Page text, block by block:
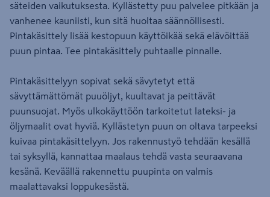
säteiden vaikutuksesta. Kyllästetty puu palvelee pitkään ja
vanhenee kauniisti, kun sitä huoltaa säännöllisesti.
Pintakäsittely lisää kestopuun käyttöikää sekä elävöittää
puun pintaa. Tee pintakäsittely puhtaalle pinnalle.
Pintakäsittelyyn sopivat sekä sävytetyt että
sävyttämättömät puuöljyt, kuultavat ja peittävät
puunsuojat. Myös ulkokäyttöön tarkoitetut lateksi- ja
öljymaalit ovat hyviä. Kyllästetyn puun on oltava tarpeeksi
kuivaa pintakäsittelyyn. Jos rakennustyö tehdään kesällä
tai syksyllä, kannattaa maalaus tehdä vasta seuraavana
kesänä. Keväällä rakennettu puupinta on valmis
maalattavaksi loppukesästä.